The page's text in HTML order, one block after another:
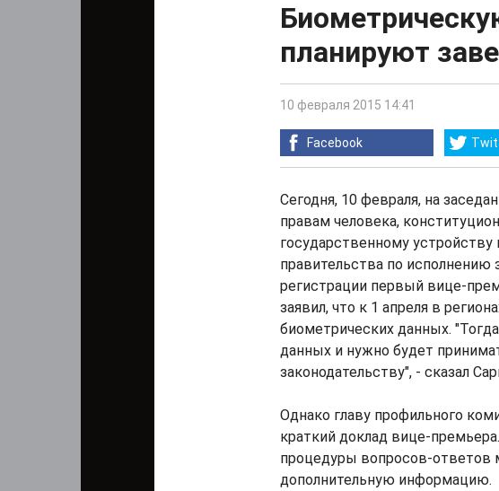
планируют
10 февраля 2015 14:41
Facebook
Сегодня, 10 февраля, на
правам человека,
государственному
правительства по исполнению
регистрации первый вице-
заявил, что к 1 апреля в
биометрических данных.
данных и нужно будет
законодательству", - сказал
Однако главу профильного
краткий доклад вице-
процедуры вопросов-ответов
дополнительную информацию.